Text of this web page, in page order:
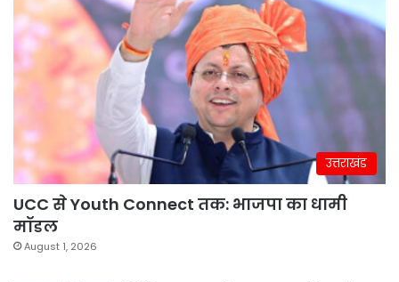
उत्तराखंड
UCC से Youth Connect तक: भाजपा का धामी
मॉडल
August 1, 2026